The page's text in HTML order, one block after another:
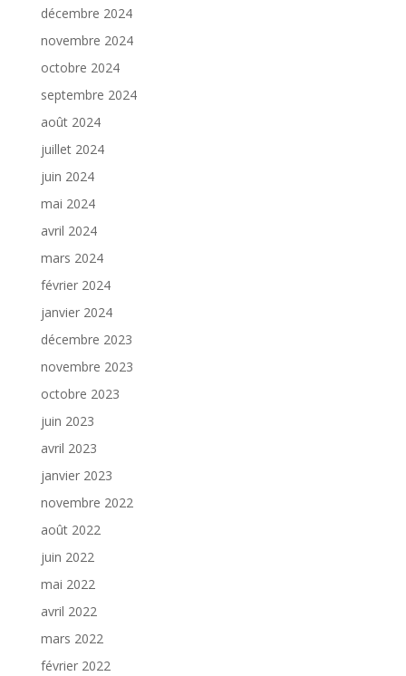
décembre 2024
novembre 2024
octobre 2024
septembre 2024
août 2024
juillet 2024
juin 2024
mai 2024
avril 2024
mars 2024
février 2024
janvier 2024
décembre 2023
novembre 2023
octobre 2023
juin 2023
avril 2023
janvier 2023
novembre 2022
août 2022
juin 2022
mai 2022
avril 2022
mars 2022
février 2022